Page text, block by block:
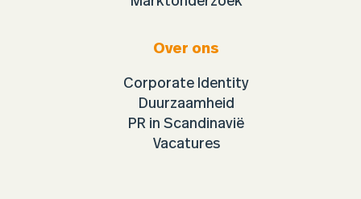
Over ons
Corporate Identity
Duurzaamheid
PR in Scandinavië
Vacatures